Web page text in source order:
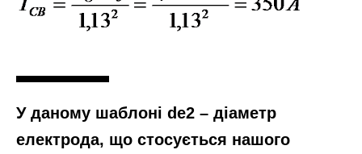
У даному шаблоні de2 – діаметр
електрода, що стосується нашого